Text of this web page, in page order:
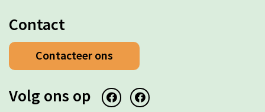
Contact
Contacteer ons
Volg ons op